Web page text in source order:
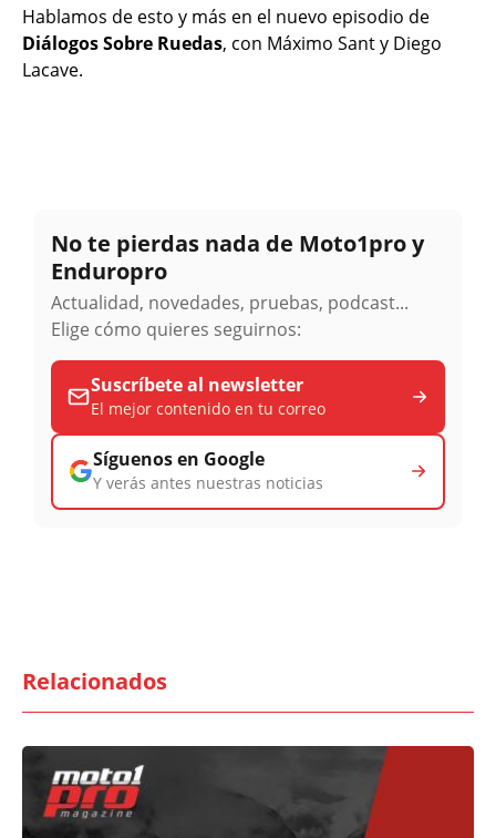
Hablamos de esto y más en el nuevo episodio de
Diálogos Sobre Ruedas, con Máximo Sant y Diego
Lacave.
No te pierdas nada de Moto1pro y
Enduropro
Actualidad, novedades, pruebas, podcast...
Elige cómo quieres seguirnos:
Suscríbete al newsletter
El mejor contenido en tu correo
Síguenos en Google
Y verás antes nuestras noticias
Relacionados